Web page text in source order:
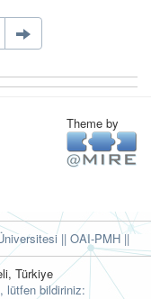
Theme by
|| OAI-PMH ||
Türkiye
lütfen bildiriniz: